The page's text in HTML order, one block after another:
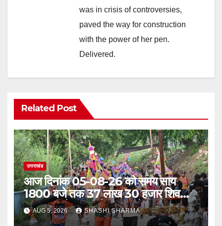
was in crisis of controversies,
paved the way for construction
with the power of her pen.
Delivered.
Related Post
उत्तराखंड
आज दिनांक 05-08-26 को समय साय
1800 बजे तक 37 लाख 30 हजार शिव
भक्त जल लेकर अपने गंतव्य को प्रस्थान कर
चुके
AUG 5, 2026 SHASHI SHARMA